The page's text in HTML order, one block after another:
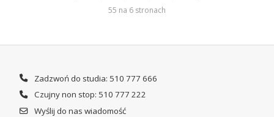
55 na 6 stronach
Zadzwoń do studia: 510 777 666
Czujny non stop: 510 777 222
Wyślij do nas wiadomość